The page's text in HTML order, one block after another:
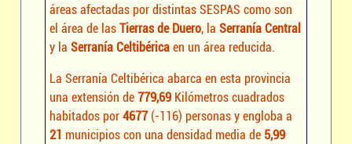
áreas afectadas por distintas SESPAS como son
el área de lasTierras de Duero, laSerranía Central
y laSerranía Celtibérica en un área reducida.
La Serranía Celtibérica abarca en esta provincia
una extensión de779,69 Kilómetros cuadrados
habitados por4677(-116) personas y engloba a
21 municipios con una densidad media de 5,99